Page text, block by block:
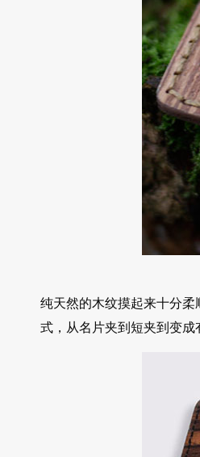
纯天然的木纹摸起来十分
式，从名片夹到短夹到变成